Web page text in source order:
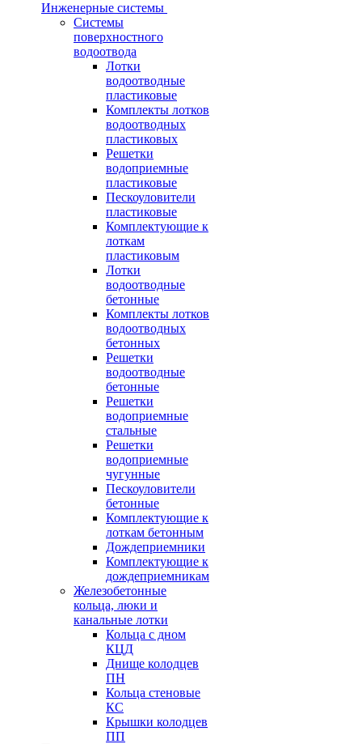
Инженерные системы
Системы
поверхностного
водоотвода
Лотки
водоотводные
пластиковые
Комплекты лотков
водоотводных
пластиковых
Решетки
водоприемные
пластиковые
Пескоуловители
пластиковые
Комплектующие к
лоткам
пластиковым
Лотки
водоотводные
бетонные
Комплекты лотков
водоотводных
бетонных
Решетки
водоотводные
бетонные
Решетки
водоприемные
стальные
Решетки
водоприемные
чугунные
Пескоуловители
бетонные
Комплектующие к
лоткам бетонным
Дождеприемники
Комплектующие к
дождеприемникам
Железобетонные
кольца, люки и
канальные лотки
Кольца с дном
КЦД
Днище колодцев
ПН
Кольца стеновые
КС
Крышки колодцев
ПП